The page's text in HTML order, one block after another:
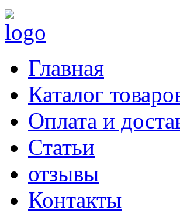
Главная
Каталог
Оплата и
Статьи
отзывы
Контакты